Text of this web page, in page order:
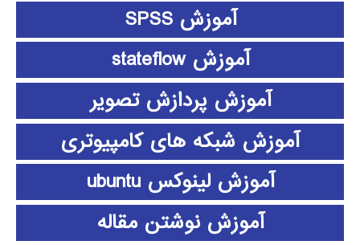
آموزش SPSS
آموزش stateflow
آموزش پردازش تصویر
آموزش شبکه های کامپیوتری
آموزش لینوکس ubuntu
آموزش نوشتن مقاله